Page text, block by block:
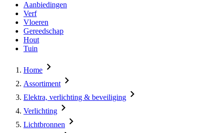
Aanbiedingen
Verf
Vloeren
Gereedschap
Hout
Tuin
Home
Assortiment
Elektra, verlichting & beveiliging
Verlichting
Lichtbronnen